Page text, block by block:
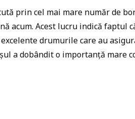
prin cel mai mare număr de
acum. Acest lucru indică
drumurile care au
a dobândit o importanță mare